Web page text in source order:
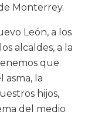
Monterrey.
León, a los
alcaldes, a la
que
asma, la
hijos,
del medio